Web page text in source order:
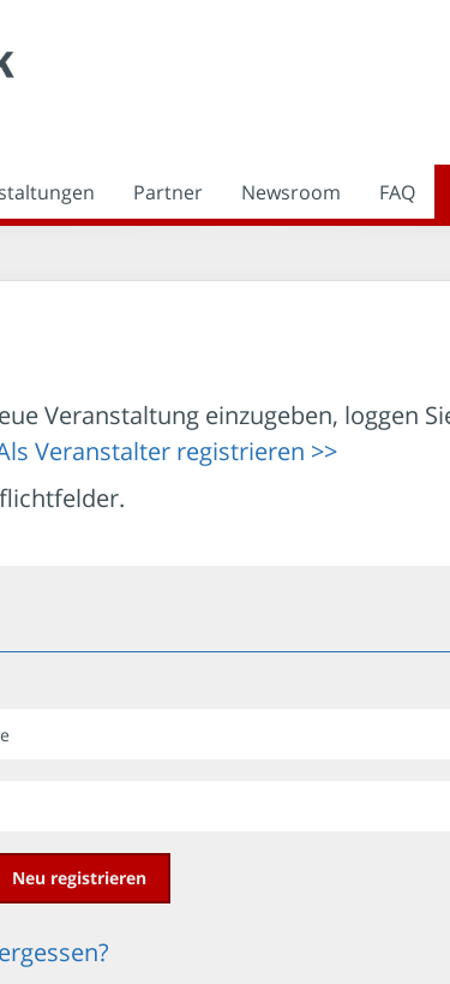
Partner Newsroom FAQ
Veranstaltung einzugeben, loggen
Veranstalter registrieren >>
Neu registrieren